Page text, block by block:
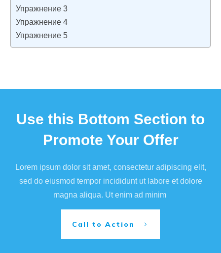
Упражнение 3
Упражнение 4
Упражнение 5
Use this Bottom Section to
Promote Your Offer
Lorem ipsum dolor sit amet, consectetur adipiscing elit,
sed do eiusmod tempor incididunt ut labore et dolore
magna aliqua. Ut enim ad minim
Call to Action